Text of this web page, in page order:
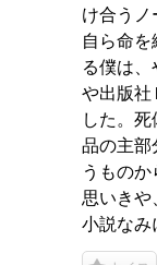
け合うノ
自ら命
る僕は
や出版社
した。
品の主部
うもの
思いきや
小説なみ